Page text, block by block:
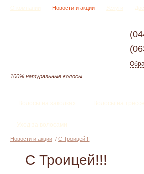
О компании Новости и акции Услуги
100% натуральные волосы
Волосы на заколках Волосы на трессе
Уход за волосами
Новости и акции/ С Троицей!!!
С Троицей!!!